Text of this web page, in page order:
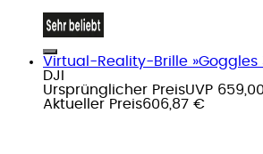
Virtual-Reality-Brille »Goggles
DJI
Ursprünglicher PreisUVP
Aktueller Preis606,87 €